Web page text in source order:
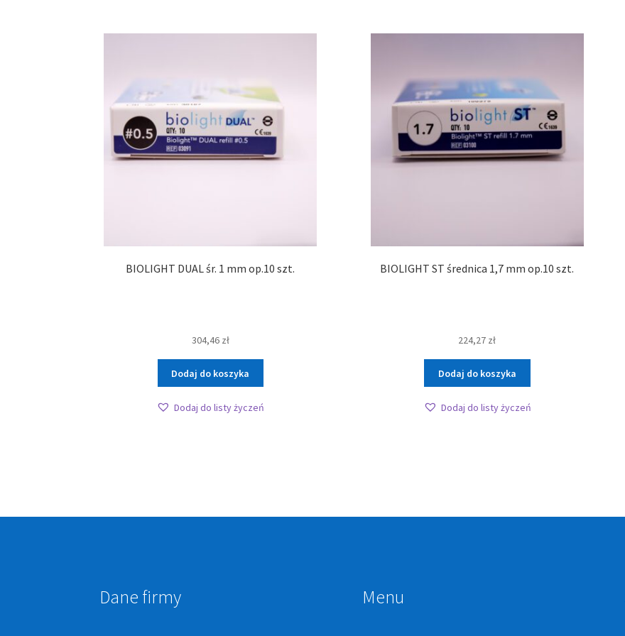
BIOLIGHT DUAL śr. 1 mm op.10 szt.
304,46 zł
Dodaj do koszyka
Dodaj do listy życzeń
BIOLIGHT ST średnica 1,7 mm op.10 szt.
224,27 zł
Dodaj do koszyka
Dodaj do listy życzeń
Dane firmy Menu